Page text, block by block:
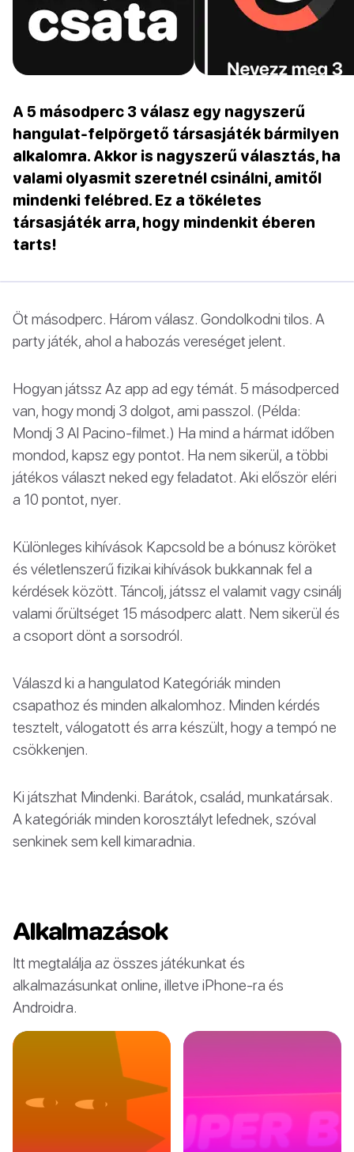
A 5 másodperc 3 válasz egy nagyszerű
hangulat-felpörgető társasjáték bármilyen
alkalomra. Akkor is nagyszerű választás, ha
valami olyasmit szeretnél csinálni, amitől
mindenki felébred. Ez a tökéletes
társasjáték arra, hogy mindenkit éberen
tarts!
Öt másodperc. Három válasz. Gondolkodni tilos. A
party játék, ahol a habozás vereséget jelent.
Hogyan játssz Az app ad egy témát. 5 másodperced
van, hogy mondj 3 dolgot, ami passzol. (Példa:
Mondj 3 Al Pacino-filmet.) Ha mind a hármat időben
mondod, kapsz egy pontot. Ha nem sikerül, a többi
játékos választ neked egy feladatot. Aki először eléri
a 10 pontot, nyer.
Különleges kihívások Kapcsold be a bónusz köröket
és véletlenszerű fizikai kihívások bukkannak fel a
kérdések között. Táncolj, játssz el valamit vagy csinálj
valami őrültséget 15 másodperc alatt. Nem sikerül és
a csoport dönt a sorsodról.
Válaszd ki a hangulatod Kategóriák minden
csapathoz és minden alkalomhoz. Minden kérdés
tesztelt, válogatott és arra készült, hogy a tempó ne
csökkenjen.
Ki játszhat Mindenki. Barátok, család, munkatársak.
A kategóriák minden korosztályt lefednek, szóval
senkinek sem kell kimaradnia.
Alkalmazások
Itt megtalálja az összes játékunkat és
alkalmazásunkat online, illetve iPhone-ra és
Androidra.